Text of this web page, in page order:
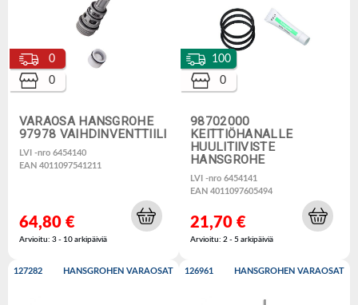
VARAOSA HANSGROHE
97978 VAIHDINVENTTIILI
LVI -nro 6454140
EAN 4011097541211
0
0
64,80 €
Arvioitu: 3 - 10 arkipäiviä
98702000
KEITTIÖHANALLE
HUULITIIVISTE
HANSGROHE
LVI -nro 6454141
EAN 4011097605494
100
0
21,70 €
Arvioitu: 2 - 5 arkipäiviä
127282 HANSGROHEN VARAOSAT 126961 HANSGROHEN VARAOSAT